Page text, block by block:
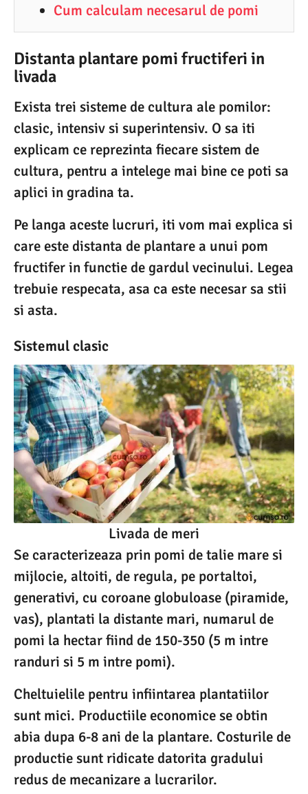
Cum calculam necesarul de pomi
Distanta plantare pomi fructiferi in
livada
Exista trei sisteme de cultura ale pomilor:
clasic, intensiv si superintensiv. O sa iti
explicam ce reprezinta fiecare sistem de
cultura, pentru a intelege mai bine ce poti sa
aplici in gradina ta.
Pe langa aceste lucruri, iti vom mai explica si
care este distanta de plantare a unui pom
fructifer in functie de gardul vecinului. Legea
trebuie respecata, asa ca este necesar sa stii
si asta.
Sistemul clasic
Livada de meri
Se caracterizeaza prin pomi de talie mare si
mijlocie, altoiti, de regula, pe portaltoi,
generativi, cu coroane globuloase (piramide,
vas), plantati la distante mari, numarul de
pomi la hectar fiind de 150-350 (5 m intre
randuri si 5 m intre pomi).
Cheltuielile pentru infiintarea plantatiilor
sunt mici. Productiile economice se obtin
abia dupa 6-8 ani de la plantare. Costurile de
productie sunt ridicate datorita gradului
redus de mecanizare a lucrarilor.